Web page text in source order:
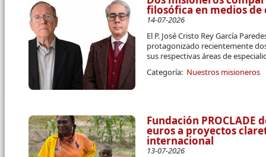
filosófica en medios
14-07-2026
El P. José Cristo Rey García
protagonizado recientemente
sus respectivas áreas de
Categoría: Nuestros misioneros
Fundación PROCLADE
euros a proyectos
internacional
13-07-2026